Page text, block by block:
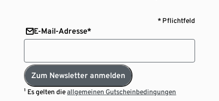
* Pflichtfeld
E-Mail-Adresse*
Zum Newsletter anmelden
¹ Es gelten dieallgemeinen Gutscheinbedingungen